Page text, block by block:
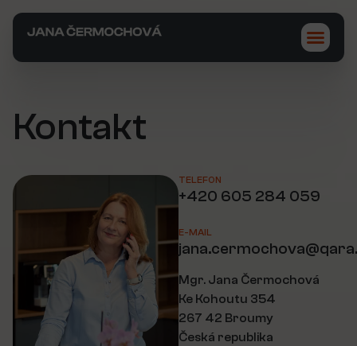
Kontakt
TELEFON
+420 605 284 059
E-MAIL
Mgr. Jana Čermochová
Ke Kohoutu 354
267 42 Broumy
Česká republika